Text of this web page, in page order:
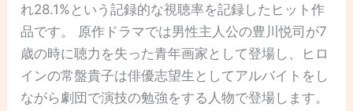
れ28.1%という記録的な視聴率を記録したヒット作
品です。 原作ドラマでは男性主人公の豊川悦司が7
歳の時に聴力を失った青年画家として登場し、ヒロ
インの常盤貴子は俳優志望生としてアルバイトをし
ながら劇団で演技の勉強をする人物で登場します。